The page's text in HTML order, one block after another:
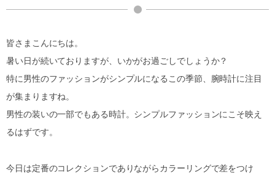
皆さまこんにちは。
暑い日が続いておりますが、いかがお過ごしでしょうか？
特に男性のファッションがシンプルになるこの季節、腕時計に注目
が集まりますね。
男性の装いの一部でもある時計。シンプルファッションにこそ映え
るはずです。
今日は定番のコレクションでありながらカラーリングで差をつけ